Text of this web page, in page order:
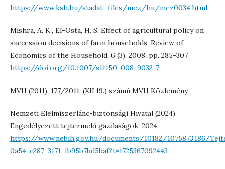
https://www.ksh.hu/stadat_files/mez/hu/mez0034.html
Mishra, A. K., El-Osta, H. S. Effect of agricultural policy on
succession decisions of farm households, Review of
Economics of the Household, 6 (3), 2008, pp. 285-307,
https://doi.org/10.1007/s11150-008-9032-7
MVH (2011). 177/2011. (XII.19.) számú MVH Közlemény
Nemzeti Élelmiszerlánc-biztonsági Hivatal (2024).
Engedélyezett tejtermelő gazdaságok, 2024.
https://www.nebih.gov.hu/documents/10182/1075873486/
0a54-c287-3171-1b95b7bd5baf?t=1725367092443